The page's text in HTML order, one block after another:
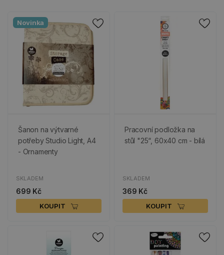
Novinka
Šanon na výtvarné
potřeby Studio Light, A4
- Ornamenty
SKLADEM
699 Kč
KOUPIT
Pracovní podložka na
stůl "25“, 60x40 cm - bílá
SKLADEM
369 Kč
KOUPIT